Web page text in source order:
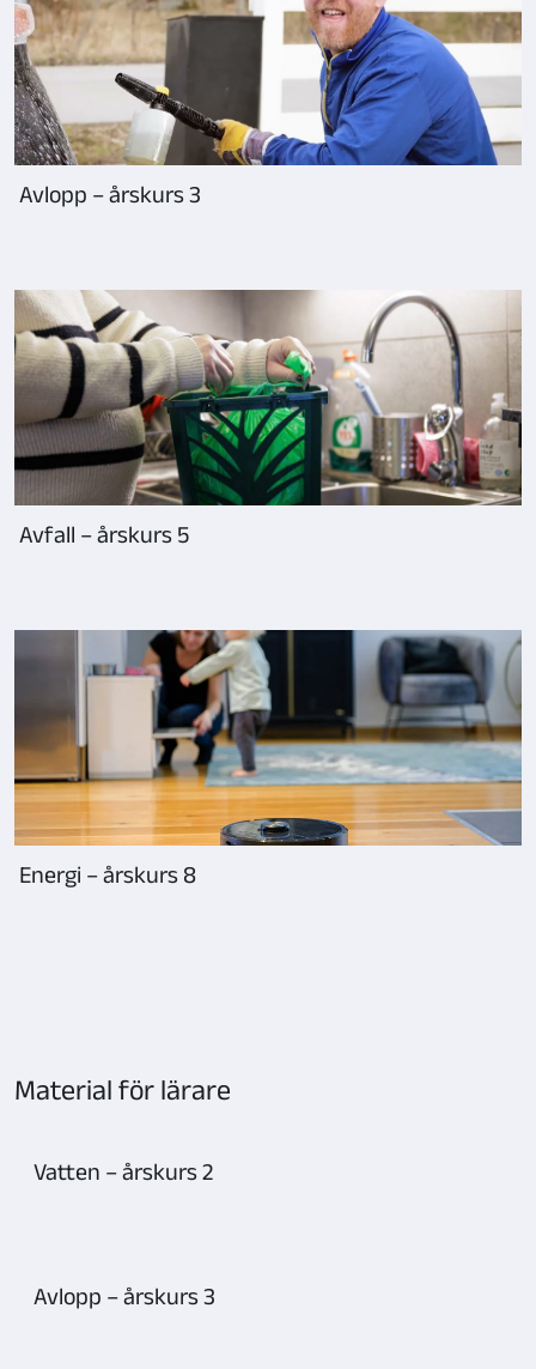
Avlopp – årskurs 3
Avfall – årskurs 5
Energi – årskurs 8
kort
1–
Material för lärare
Vatten – årskurs 2
Avlopp – årskurs 3